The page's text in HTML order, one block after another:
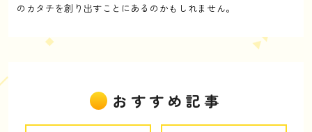
のカタチを創り出すことにあるのかもしれません。
おすすめ記事